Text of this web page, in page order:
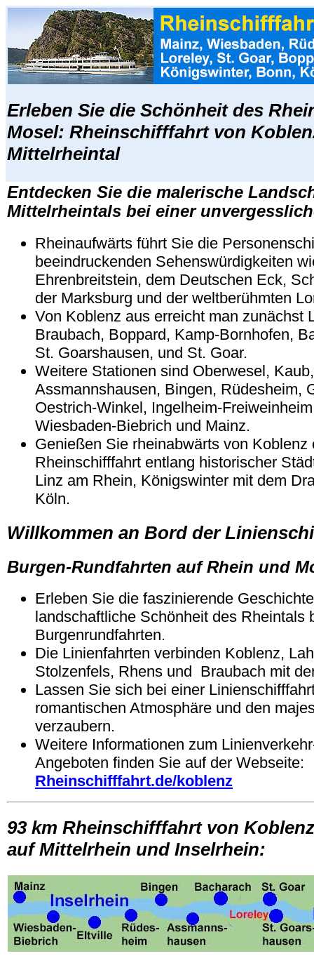
Erleben Sie die Schönheit des
Mosel: Rheinschifffahrt von
Mittelrheintal
Entdecken Sie die malerische
Mittelrheintals bei einer
Rheinaufwärts führt Sie die
beeindruckenden Sehenswürdigkeiten
Ehrenbreitstein, dem Deutschen Eck,
der Marksburg und der weltberühmten
Von Koblenz aus erreicht man zunächst
Braubach, Boppard, Kamp-Bornhofen,
St. Goarshausen, und St. Goar.
Weitere Stationen sind Oberwesel,
Assmannshausen, Bingen, Rüdesheim,
Oestrich-Winkel, Ingelheim-
Wiesbaden-Biebrich und Mainz.
Genießen Sie rheinabwärts von Koblenz
Rheinschifffahrt entlang historischer
Linz am Rhein, Königswinter mit dem
Köln.
Willkommen an Bord der
Burgen-Rundfahrten auf Rhein und
Erleben Sie die faszinierende
landschaftliche Schönheit des Rheintals
Burgenrundfahrten.
Die Linienfahrten verbinden Koblenz,
Stolzenfels, Rhens und Braubach mit
Lassen Sie sich bei einer
romantischen Atmosphäre und den
verzaubern.
Weitere Informationen zum
Angeboten finden Sie auf der Webseite:
Rheinschifffahrt.de/koblenz
93 km Rheinschifffahrt von
auf Mittelrhein und Inselrhein: